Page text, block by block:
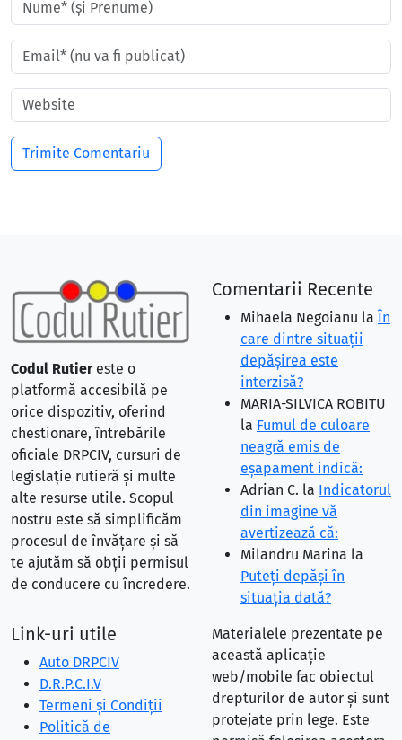
Codul Rutiereste o
platformă accesibilă pe
orice dispozitiv, oferind
chestionare, întrebările
oficiale DRPCIV, cursuri de
legislație rutieră și multe
alte resurse utile. Scopul
nostru este să simplificăm
procesul de învățare și să
te ajutăm să obții permisul
de conducere cu încredere.
Comentarii Recente
Mihaela Negoianu la În
care dintre situaţii
depăşirea este
interzisă?
MARIA-SILVICA ROBITU
la Fumul de culoare
neagră emis de
eşapament indică:
Adrian C. la Indicatorul
din imagine vă
avertizează că:
Milandru Marina la
Puteţi depăşi în
situaţia dată?
Link-uri utile
Auto DRPCIV
D.R.P.C.I.V
Termeni și Condiții
Politică de
Materialele prezentate pe
această aplicație
web/mobile fac obiectul
drepturilor de autor și sunt
protejate prin lege. Este